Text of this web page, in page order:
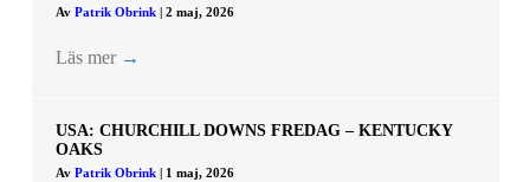
Av Patrik Obrink 2 maj, 2026
Läs mer →
USA: CHURCHILL DOWNS FREDAG – KENTUCKY
OAKS
Av Patrik Obrink 1 maj, 2026